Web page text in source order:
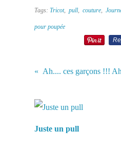
Tags: Tricot, pull, couture,
pour poupée
Ah.... ces garçons !!!
Juste un pull